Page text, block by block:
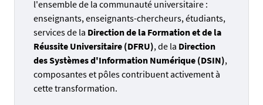
l'ensemble de la communauté universitaire :
enseignants, enseignants-chercheurs, étudiants,
services de la Direction de la Formation et de la
Réussite Universitaire (DFRU), de la Direction
des Systèmes d'Information Numérique (DSIN),
composantes et pôles contribuent activement à
cette transformation.